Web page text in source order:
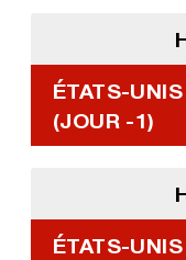
ÉTATS-
(JOUR -1)
ÉTATS-